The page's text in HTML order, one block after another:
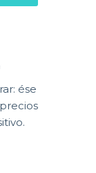
ése